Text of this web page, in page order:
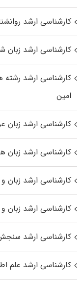
کارشناسی ارشد
کارشناسی ارشد زبان
کارشناسی ارشد
اﻣﻴﻦ
کارشناسی ارشد زبان
کارشناسی ارشد زبان‌
کارشناسی ارشد زبان و
کارشناسی ارشد زبان
کارشناسی ارشد
کارشناسی ارشد علم